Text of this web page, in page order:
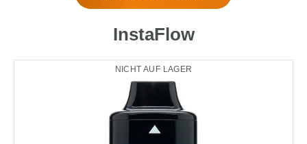
InstaFlow
NICHT AUF LAGER